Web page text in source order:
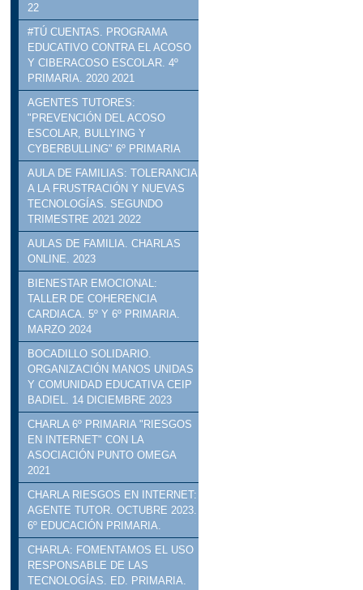
22
#TÚ CUENTAS. PROGRAMA
EDUCATIVO CONTRA EL ACOSO
Y CIBERACOSO ESCOLAR. 4º
PRIMARIA. 2020 2021
AGENTES TUTORES:
"PREVENCIÓN DEL ACOSO
ESCOLAR, BULLYING Y
CYBERBULLING" 6º PRIMARIA
AULA DE FAMILIAS: TOLERANCIA
A LA FRUSTRACIÓN Y NUEVAS
TECNOLOGÍAS. SEGUNDO
TRIMESTRE 2021 2022
AULAS DE FAMILIA. CHARLAS
ONLINE. 2023
BIENESTAR EMOCIONAL:
TALLER DE COHERENCIA
CARDIACA. 5º Y 6º PRIMARIA.
MARZO 2024
BOCADILLO SOLIDARIO.
ORGANIZACIÓN MANOS UNIDAS
Y COMUNIDAD EDUCATIVA CEIP
BADIEL. 14 DICIEMBRE 2023
CHARLA 6º PRIMARIA "RIESGOS
EN INTERNET" CON LA
ASOCIACIÓN PUNTO OMEGA
2021
CHARLA RIESGOS EN INTERNET:
AGENTE TUTOR. OCTUBRE 2023.
6º EDUCACIÓN PRIMARIA.
CHARLA: FOMENTAMOS EL USO
RESPONSABLE DE LAS
TECNOLOGÍAS. ED. PRIMARIA.